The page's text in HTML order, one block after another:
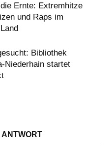
Ernte: Extremhitze
und Raps im
Bibliothek
Niederhain startet